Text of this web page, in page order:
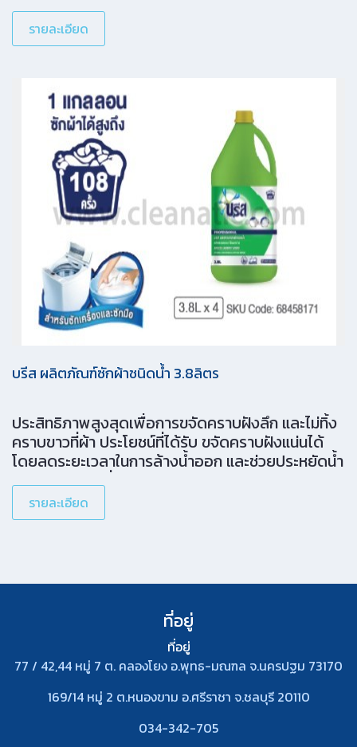
น้ำกระด้างหรือน้ำที่มีปริมาณเหล็กสูงใช้ได้ทั้งผ้าสี
รายละเอียด
บรีส ผลิตภัณฑ์ซักผ้าชนิดน้ำ 3.8ลิตร
ประสิทธิภาพสูงสุดเพื่อการขจัดคราบฝังลึก และไม่ทิ้ง
คราบขาวที่ผ้า ประโยชน์ที่ได้รับ ขจัดคราบฝังแน่นได้
โดยลดระยะเวลาในการล้างน้ำออก และช่วยประหยัดน้ำ
เหมาะสำหรับเครื่องซักผ้าทุกประเภท ไม่ว่าจะเป็นฝาบน
หรือฝาหน้า และสามารถใช้ซักมือได้ 1 แกลลอน สามารถ
ซักได้ถึง 108 ครั้ง
รายละเอียด
ที่อยู่
ที่อยู่
77 / 42,44 หมู่ 7 ต. คลองโยง อ.พุทธ-มณฑล จ.นครปฐม 73170
169/14 หมู่ 2 ต.หนองขาม อ.ศรีราชา จ.ชลบุรี 20110
034-342-705